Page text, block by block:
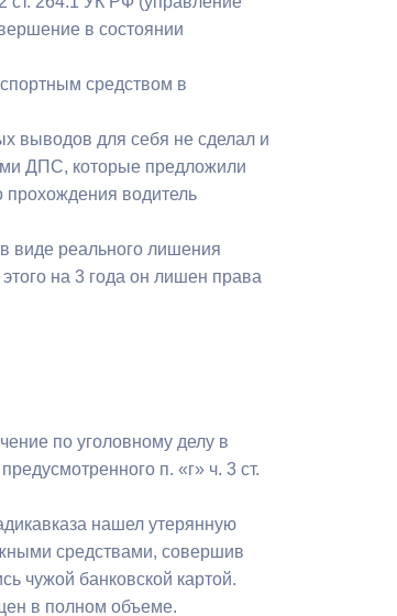
коррупции
деятельность
среды
для граждан
сведения
в состоянии
средством в
выводов для себя не сделал и
ДПС, которые предложили
прохождения водитель
виде реального лишения
на 3 года он лишен права
по уголовному делу в
п. «г» ч. 3 ст.
нашел утерянную
средствами, совершив
чужой банковской картой.
в полном объеме.